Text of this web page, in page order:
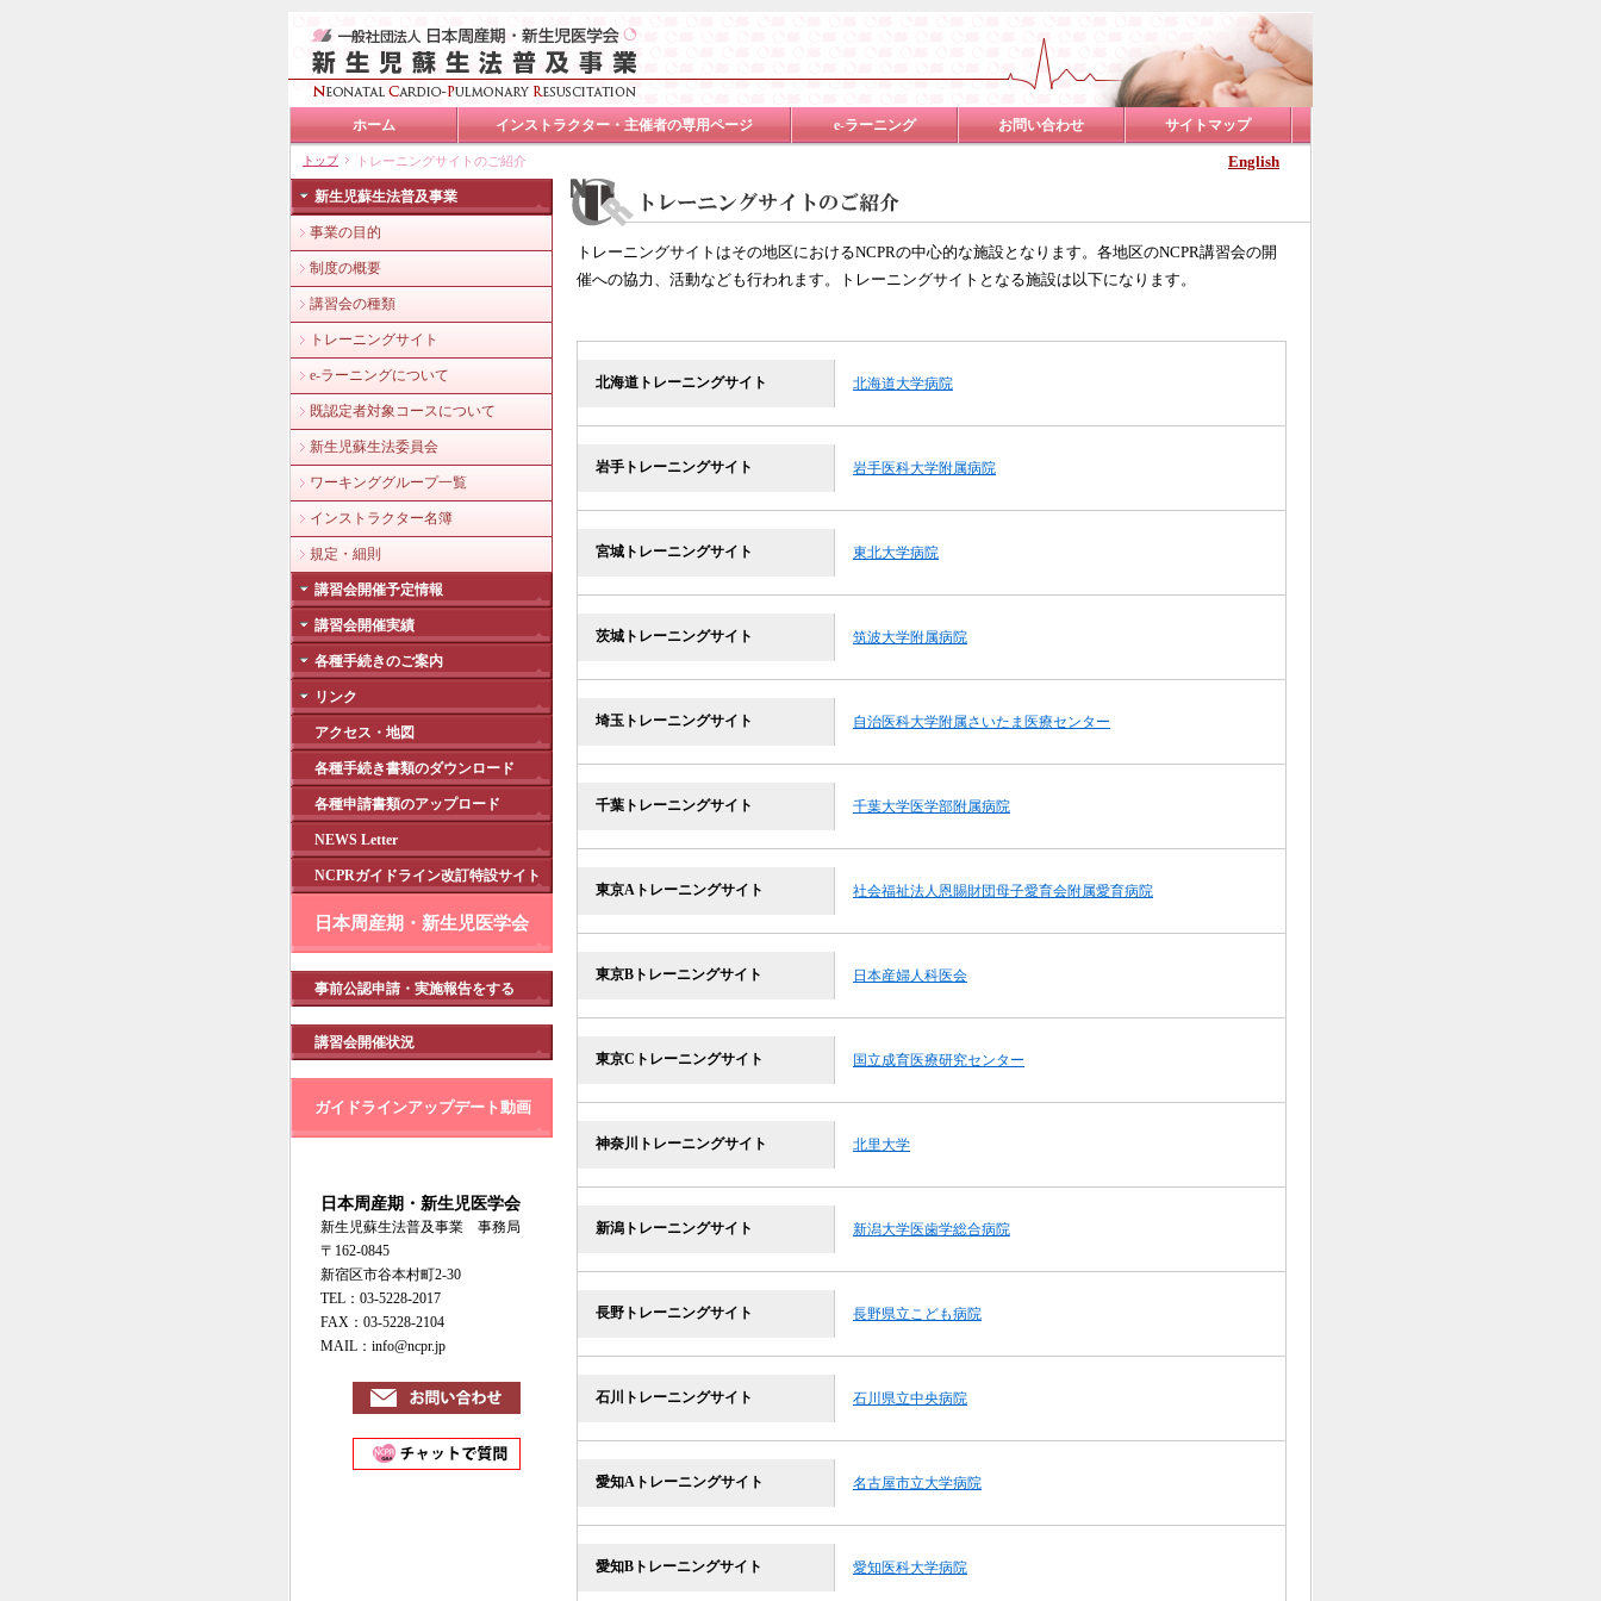
ホーム インストラクター・主催者の専用ページ e-ラーニング お問い合わせ サイトマップ
English
トップ トレーニングサイトのご紹介
新生児蘇生法普及事業
事業の目的
制度の概要
講習会の種類
トレーニングサイト
e-ラーニングについて
既認定者対象コースについて
新生児蘇生法委員会
ワーキンググループ一覧
インストラクター名簿
規定・細則
講習会開催予定情報
講習会開催実績
各種手続きのご案内
リンク
アクセス・地図
各種手続き書類のダウンロード
各種申請書類のアップロード
NEWS Letter
NCPRガイドライン改訂特設サイト
日本周産期・新生児医学会
事前公認申請・実施報告をする
講習会開催状況
ガイドラインアップデート動画
日本周産期・新生児医学会
新生児蘇生法普及事業 事務局
〒162-0845
新宿区市谷本村町2-30
TEL：03-5228-2017
FAX：03-5228-2104
MAIL：info@ncpr.jp
トレーニングサイトはその地区におけるNCPRの中心的な施設となります。各地区のNCPR講習会の開
催への協力、活動なども行われます。トレーニングサイトとなる施設は以下になります。
北海道トレーニングサイト 北海道大学病院
岩手トレーニングサイト 岩手医科大学附属病院
宮城トレーニングサイト 東北大学病院
茨城トレーニングサイト 筑波大学附属病院
埼玉トレーニングサイト 自治医科大学附属さいたま医療センター
千葉トレーニングサイト 千葉大学医学部附属病院
東京Aトレーニングサイト 社会福祉法人恩賜財団母子愛育会附属愛育病院
東京Bトレーニングサイト 日本産婦人科医会
東京Cトレーニングサイト 国立成育医療研究センター
神奈川トレーニングサイト 北里大学
新潟トレーニングサイト 新潟大学医歯学総合病院
長野トレーニングサイト 長野県立こども病院
石川トレーニングサイト 石川県立中央病院
愛知Aトレーニングサイト 名古屋市立大学病院
愛知Bトレーニングサイト 愛知医科大学病院